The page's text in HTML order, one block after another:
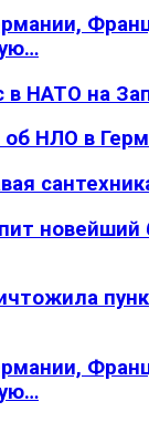
в НАТО на
об НЛО в
новейший